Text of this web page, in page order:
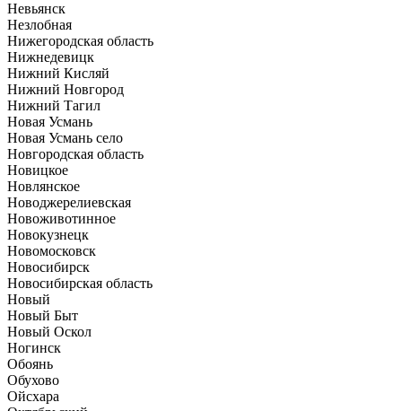
Невьянск
Незлобная
Нижегородская область
Нижнедевицк
Нижний Кисляй
Нижний Новгород
Нижний Тагил
Новая Усмань
Новая Усмань село
Новгородская область
Новицкое
Новлянское
Новоджерелиевская
Новоживотинное
Новокузнецк
Новомосковск
Новосибирск
Новосибирская область
Новый
Новый Быт
Новый Оскол
Ногинск
Обоянь
Обухово
Ойсхара